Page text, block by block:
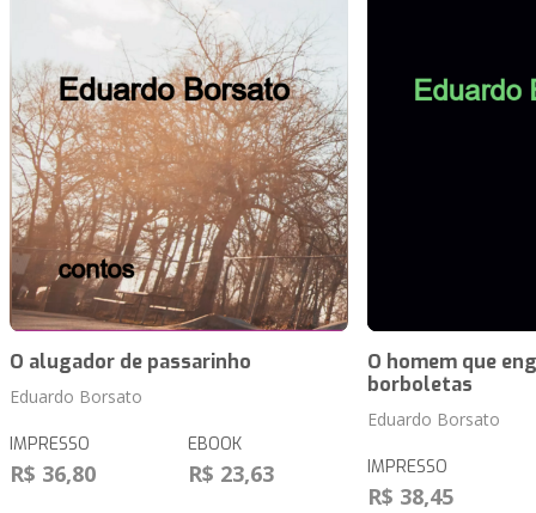
O alugador de passarinho
Eduardo Borsato
IMPRESSO
R$ 36,80
EBOOK
R$ 23,63
O homem que
borboletas
Eduardo Borsato
IMPRESSO
R$ 38,45